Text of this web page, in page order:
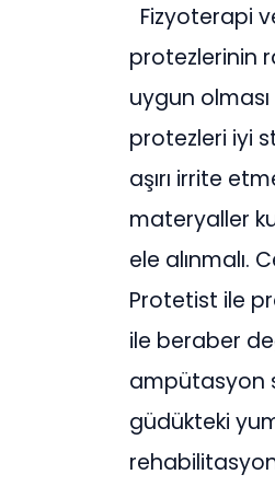
Fizyoterapi
protezlerinin
uygun
protezleri iyi
aşırı irrite
materyaller
ele alınmalı.
Protetist ile
ile beraber
ampütasyon
güdükteki